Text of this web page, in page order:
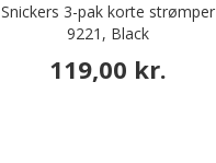
Snickers 3-pak korte strømper
9221, Black
119,00 kr.